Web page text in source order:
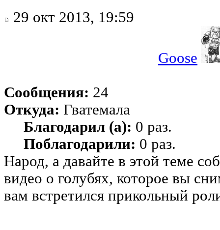
29 окт 2013, 19:59
Goose
Сообщения: 24
Откуда: Гватемала
Благодарил (а): 0 раз.
Поблагодарили: 0 раз.
Народ, а давайте в этой теме
видео о голубях, которое вы
вам встретился прикольный